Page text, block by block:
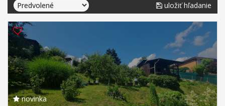
uložiť hľadanie
novinka